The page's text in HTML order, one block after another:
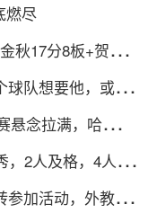
燃尽
秋17分8板+贺希
球队想要他，或能
念拉满，哈登最
，2人及格，4人低
参加活动，外教已